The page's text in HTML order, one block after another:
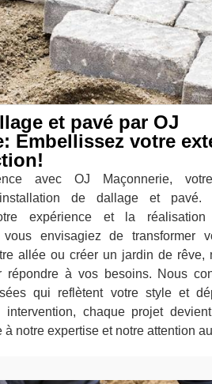
et pavé par OJ
Embellissez votre
avec OJ Maçonnerie,
de dallage et pavé.
expérience et la
vous envisagiez de transformer
allée ou créer un jardin de rêve,
répondre à vos besoins. Nous
qui reflètent votre style et
intervention, chaque projet
notre expertise et notre attention